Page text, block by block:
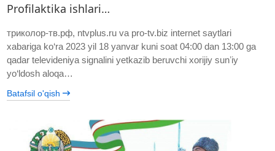
Profilaktika ishlari…
триколор-тв.рф, ntvplus.ru va pro-tv.biz internet saytlari
xabariga ko‘ra 2023 yil 18 yanvar kuni soat 04:00 dan 13:00 ga
qadar televideniya signalini yetkazib beruvchi xorijiy sunʼiy
yo‘ldosh aloqa…
Batafsil o'qish